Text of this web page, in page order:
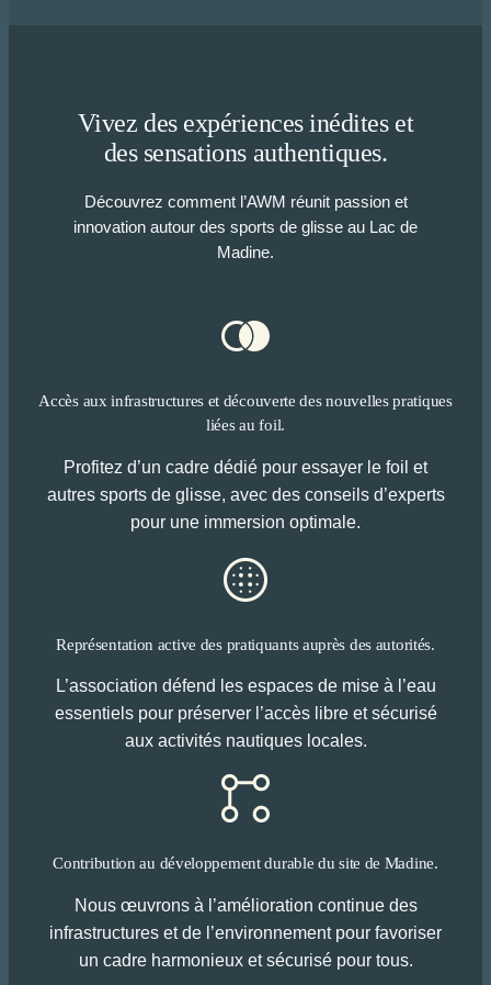
Vivez des expériences inédites et
des sensations authentiques.
Découvrez comment l’AWM réunit passion et
innovation autour des sports de glisse au Lac de
Madine.
Accès aux infrastructures et découverte des nouvelles pratiques
liées au foil.
Profitez d’un cadre dédié pour essayer le foil et
autres sports de glisse, avec des conseils d’experts
pour une immersion optimale.
Représentation active des pratiquants auprès des autorités.
L’association défend les espaces de mise à l’eau
essentiels pour préserver l’accès libre et sécurisé
aux activités nautiques locales.
Contribution au développement durable du site de Madine.
Nous œuvrons à l’amélioration continue des
infrastructures et de l’environnement pour favoriser
un cadre harmonieux et sécurisé pour tous.